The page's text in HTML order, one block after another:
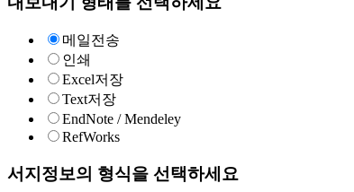
메일전송
인쇄
Excel저장
Text저장
EndNote / Mendeley
RefWorks
서지정보의 형식을 선택하세요